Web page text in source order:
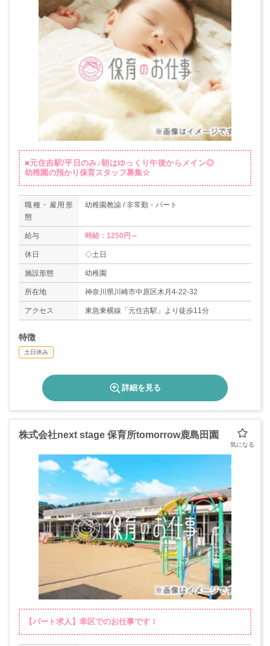
■元住吉駅/平日のみ♪朝はゆっくり午後からメイン◎
幼稚園の預かり保育スタッフ募集☆
職種・雇用形
態
幼稚園教諭 / 非常勤・パート
給与 時給：1250円～
休日 ◇土日
施設形態 幼稚園
所在地 神奈川県川崎市中原区木月4-22-32
アクセス 東急東横線「元住吉駅」より徒歩11分
特徴
土日休み
詳細を見る
株式会社next stage 保育所tomorrow鹿島田園
【パート求人】幸区でのお仕事です！